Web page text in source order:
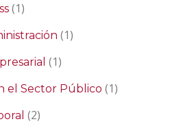
(1)
(1)
(1)
el Sector Público (1)
(2)